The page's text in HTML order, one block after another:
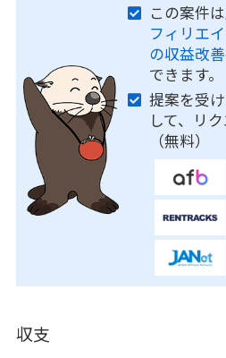
この案件
フィリエ
の収益改
できます。
提案を受
して、リ
（無料）
収支